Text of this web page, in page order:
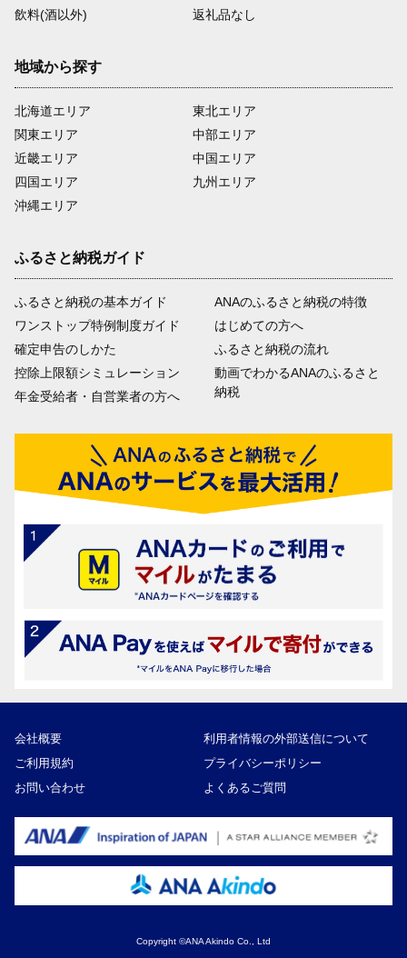
飲料(酒以外)
返礼品なし
地域から探す
北海道エリア
関東エリア
近畿エリア
四国エリア
沖縄エリア
東北エリア
中部エリア
中国エリア
九州エリア
ふるさと納税ガイド
ふるさと納税の基本ガイド
ワンストップ特例制度ガイド
確定申告のしかた
控除上限額シミュレーション
年金受給者・自営業者の方へ
ANAのふるさと納税の特徴
はじめての方へ
ふるさと納税の流れ
動画でわかるANAのふるさと
納税
会社概要
利用者情報の外部送信について
ご利用規約
プライバシーポリシー
お問い合わせ
よくあるご質問
Copyright ©ANA Akindo Co., Ltd